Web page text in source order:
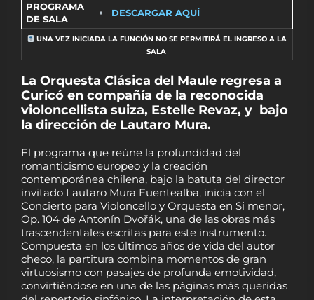
PROGRAMA
DE SALA
DESCARGAR AQUÍ
UNA VEZ INICIADA LA FUNCIÓN NO SE PERMITIRÁ EL INGRESO A LA
SALA
La Orquesta Clásica del Maule regresa a
Curicó en compañía de la reconocida
violoncellista suiza, Estelle Revaz, y bajo
la dirección de Lautaro Mura.
El programa que reúne la profundidad del
romanticismo europeo y la creación
contemporánea chilena, bajo la batuta del director
invitado Lautaro Mura Fuentealba, inicia con el
Concierto para Violoncello y Orquesta en Si menor,
Op. 104 de Antonín Dvořák, una de las obras más
trascendentales escritas para este instrumento.
Compuesta en los últimos años de vida del autor
checo, la partitura combina momentos de gran
virtuosismo con pasajes de profunda emotividad,
convirtiéndose en una de las páginas más queridas